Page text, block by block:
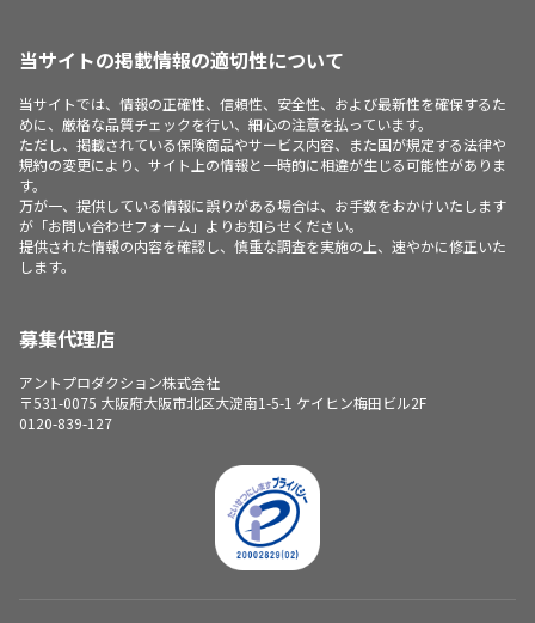
当サイトの掲載情報の適切性について
当サイトでは、情報の正確性、信頼性、安全性、および最新性を確保するた
めに、厳格な品質チェックを行い、細心の注意を払っています。
ただし、掲載されている保険商品やサービス内容、また国が規定する法律や
規約の変更により、サイト上の情報と一時的に相違が生じる可能性がありま
す。
万が一、提供している情報に誤りがある場合は、お手数をおかけいたします
が「お問い合わせフォーム」よりお知らせください。
提供された情報の内容を確認し、慎重な調査を実施の上、速やかに修正いた
します。
募集代理店
アントプロダクション株式会社
〒531-0075 大阪府大阪市北区大淀南1-5-1 ケイヒン梅田ビル2F
0120-839-127